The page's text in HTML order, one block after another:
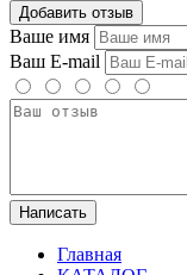
Добавить отзыв
Ваше имя
Ваш E-mail
Написать
Главная